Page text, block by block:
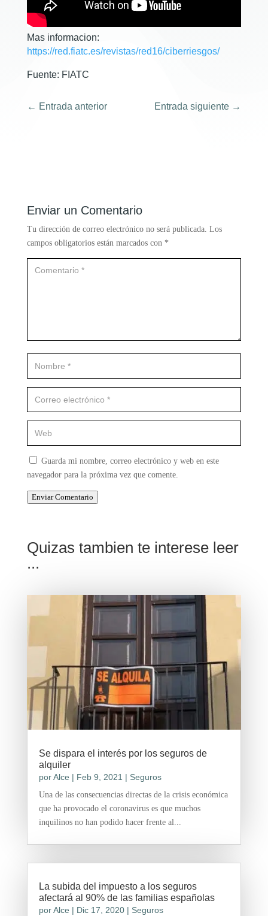
Mas informacion:
https://red.fiatc.es/revistas/red16/ciberriesgos/
Fuente: FIATC
← Entrada anterior Entrada siguiente →
Enviar un Comentario
Tu dirección de correo electrónico no será publicada. Los
campos obligatorios están marcados con *
Guarda mi nombre, correo electrónico y web en este
navegador para la próxima vez que comente.
Enviar Comentario
Quizas tambien te interese leer
...
Se dispara el interés por los seguros de
alquiler
porAlce | Feb 9, 2021 | Seguros
Una de las consecuencias directas de la crisis económica
que ha provocado el coronavirus es que muchos
inquilinos no han podido hacer frente al...
La subida del impuesto a los seguros
afectará al 90% de las familias españolas
porAlce | Dic 17, 2020| Seguros